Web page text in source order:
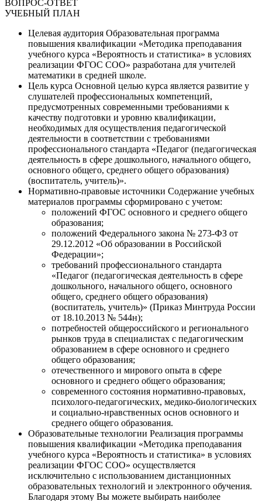
ВОПРОС-ОТВЕТ
УЧЕБНЫЙ ПЛАН
Целевая аудитория Образовательная программа
повышения квалификации «Методика преподавания
учебного курса «Вероятность и статистика» в условиях
реализации ФГОС СОО» разработана для учителей
математики в средней школе.
Цель курса Основной целью курса является развитие у
слушателей профессиональных компетенций,
предусмотренных современными требованиями к
качеству подготовки и уровню квалификации,
необходимых для осуществления педагогической
деятельности в соответствии с требованиями
профессионального стандарта «Педагог (педагогическая
деятельность в сфере дошкольного, начального общего,
основного общего, среднего общего образования)
(воспитатель, учитель)».
Нормативно-правовые источники Содержание учебных
материалов программы сформировано с учетом:
положений ФГОС основного и среднего общего
образования;
положений Федерального закона № 273-ФЗ от
29.12.2012 «Об образовании в Российской
Федерации»;
требований профессионального стандарта
«Педагог (педагогическая деятельность в сфере
дошкольного, начального общего, основного
общего, среднего общего образования)
(воспитатель, учитель)» (Приказ Минтруда России
от 18.10.2013 № 544н);
потребностей общероссийского и регионального
рынков труда в специалистах с педагогическим
образованием в сфере основного и среднего
общего образования;
отечественного и мирового опыта в сфере
основного и среднего общего образования;
современного состояния нормативно-правовых,
психолого-педагогических, медико-биологических
и социально-нравственных основ основного и
среднего общего образования.
Образовательные технологии Реализация программы
повышения квалификации «Методика преподавания
учебного курса «Вероятность и статистика» в условиях
реализации ФГОС СОО» осуществляется
исключительно с использованием дистанционных
образовательных технологий и электронного обучения.
Благодаря этому Вы можете выбирать наиболее